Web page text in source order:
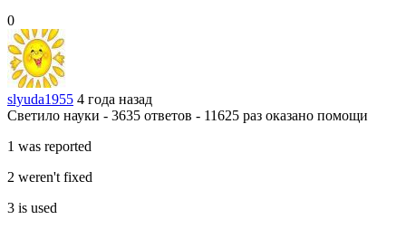
0
slyuda1955 4 года назад
Светило науки - 3635 ответов - 11625 раз оказано помощи
1 was reported
2 weren't fixed
3 is used